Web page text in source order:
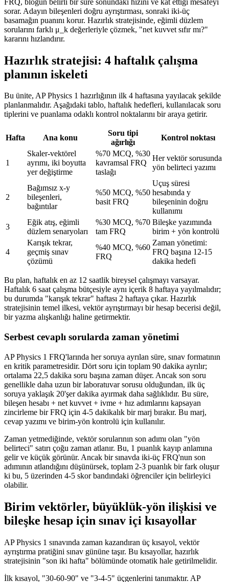
sorar. Adayın bileşenleri doğru ayrıştırması, sonraki iki-üç
basamağın puanını korur. Hazırlık stratejisinde, eğimli düzlem
sorularını farklı μ_k değerleriyle çözmek, "net kuvvet sıfır mı?"
kararını hızlandırır.
Hazırlık stratejisi: 4 haftalık çalışma
planının iskeleti
Bu ünite, AP Physics 1 hazırlığının ilk 4 haftasına yayılacak şekilde
planlanmalıdır. Aşağıdaki tablo, haftalık hedefleri, kullanılacak soru
tiplerini ve puanlama odaklı kontrol noktalarını bir araya getirir.
Hafta Ana konu
Soru tipi
ağırlığı
Kontrol noktası
1
Skaler-vektörel
ayrımı, iki boyutta
yer değiştirme
%70 MCQ, %30
kavramsal FRQ
taslağı
Her vektör sorusunda
yön belirteci yazımı
2
Bağımsız x-y
bileşenleri,
bağıntılar
%50 MCQ, %50
basit FRQ
Uçuş süresi
hesabında y
bileşeninin doğru
kullanımı
3
Eğik atış, eğimli
düzlem senaryoları
%30 MCQ, %70
tam FRQ
Bileşke yazımında
birim + yön kontrolü
4
Karışık tekrar,
geçmiş sınav
çözümü
%40 MCQ, %60
FRQ
Zaman yönetimi:
FRQ başına 12-15
dakika hedefi
Bu plan, haftalık en az 12 saatlik bireysel çalışmayı varsayar.
Haftalık 6 saat çalışma bütçesiyle aynı içerik 8 haftaya yayılmalıdır;
bu durumda "karışık tekrar" haftası 2 haftaya çıkar. Hazırlık
stratejisinin temel ilkesi, vektör ayrıştırmayı bir hesap becerisi değil,
bir yazma alışkanlığı haline getirmektir.
Serbest cevaplı sorularda zaman yönetimi
AP Physics 1 FRQ'larında her soruya ayrılan süre, sınav formatının
en kritik parametresidir. Dört soru için toplam 90 dakika ayrılır;
ortalama 22,5 dakika soru başına zaman düşer. Ancak son soru
genellikle daha uzun bir laboratuvar sorusu olduğundan, ilk üç
soruya yaklaşık 20'şer dakika ayırmak daha sağlıklıdır. Bu süre,
bileşen hesabı + net kuvvet + ivme + hız adımlarını kapsayan
zincirleme bir FRQ için 4-5 dakikalık bir marj bırakır. Bu marj,
cevap yazımı ve birim-yön kontrolü için kullanılır.
Zaman yetmediğinde, vektör sorularının son adımı olan "yön
belirteci" satırı çoğu zaman atlanır. Bu, 1 puanlık kayıp anlamına
gelir ve küçük görünür. Ancak bir sınavda iki-üç FRQ'nun son
adımının atlandığını düşünürsek, toplam 2-3 puanlık bir fark oluşur
ki bu, 5 üzerinden 4-5 skor bandındaki öğrenciler için belirleyici
olabilir.
Birim vektörler, büyüklük-yön ilişkisi ve
bileşke hesap için sınav içi kısayollar
AP Physics 1 sınavında zaman kazandıran üç kısayol, vektör
ayrıştırma pratiğini sınav gününe taşır. Bu kısayollar, hazırlık
stratejisinin "son iki hafta" bölümünde otomatik hale getirilmelidir.
İlk kısayol, "30-60-90" ve "3-4-5" üçgenlerini tanımaktır. AP